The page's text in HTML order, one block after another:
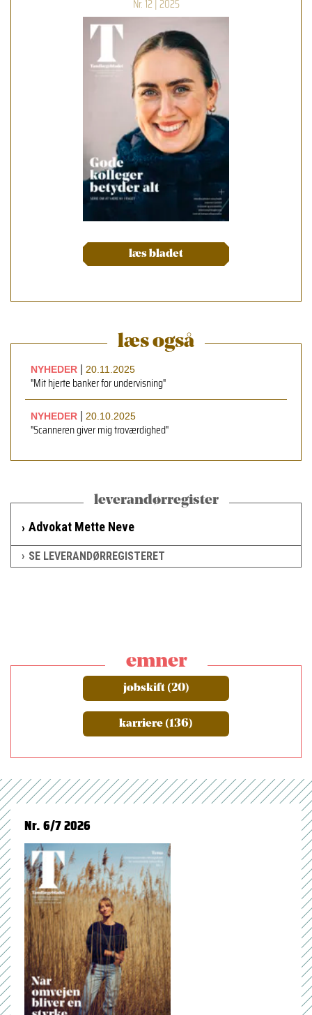
Nr. 12 | 2025
læs bladet
læs også
NYHEDER 20.11.2025
"Mit hjerte banker for undervisning"
NYHEDER 20.10.2025
"Scanneren giver mig troværdighed"
leverandørregister
Advokat Mette Neve
SE LEVERANDØRREGISTERET
emner
jobskift (20)
karriere (136)
Nr. 6/7 2026